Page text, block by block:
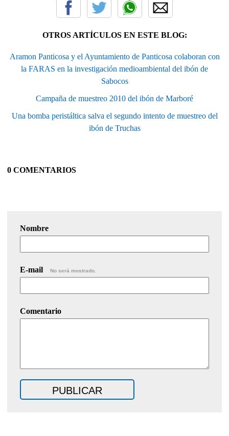
OTROS ARTÍCULOS EN ESTE BLOG:
Aramon Panticosa y el Ayuntamiento de Panticosa colaboran con
la FARAS en la investigación medioambiental del ibón de
Sabocos
Campaña de muestreo 2010 del ibón de Marboré
Una bomba peristáltica salva el segundo intento de muestreo del
ibón de Truchas
0 COMENTARIOS
Nombre
E-mail No será mostrado.
Comentario